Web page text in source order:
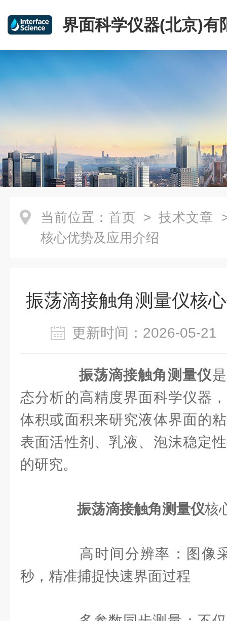
界面科学仪器(北京)有
当前位置： 首页 > 技术文章
核心优势及应用介绍
振荡滴接触角测量仪核
更新时间：2026-05-
振荡滴接触角测量仪‌
态分析的高精度界面科学仪器
体积或面积来研究液体界面的
表面活性剂、乳液、泡沫稳定
的研究。
振荡滴接触角测量仪‌核
高时间分辨率‌：图像采
秒‌，精准捕捉快速界面过程